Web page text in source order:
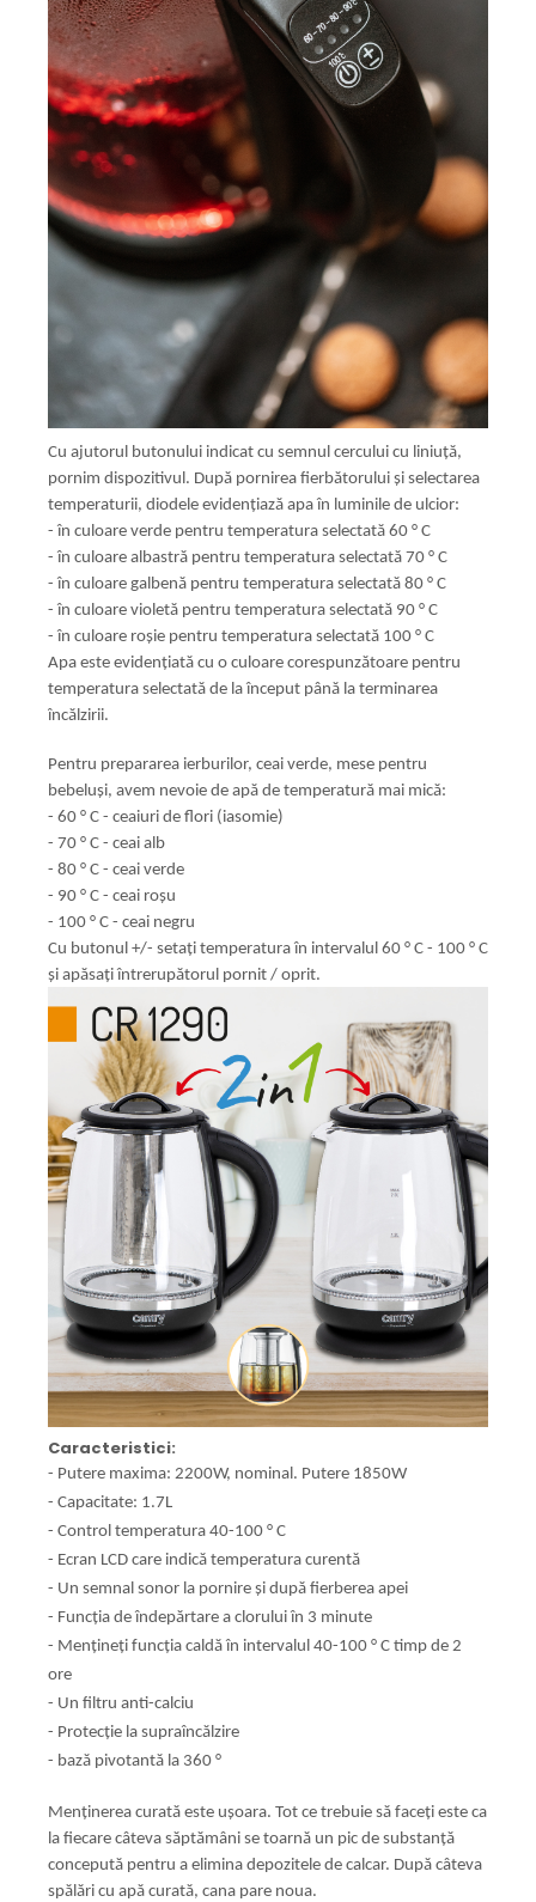
Cu ajutorul butonului indicat cu semnul cercului cu liniuță,
pornim dispozitivul. După pornirea fierbătorului și selectarea
temperaturii, diodele evidențiază apa în luminile de ulcior:
- în culoare verde pentru temperatura selectată 60 ° C
- în culoare albastră pentru temperatura selectată 70 ° C
- în culoare galbenă pentru temperatura selectată 80 ° C
- în culoare violetă pentru temperatura selectată 90 ° C
- în culoare roșie pentru temperatura selectată 100 ° C
Apa este evidențiată cu o culoare corespunzătoare pentru
temperatura selectată de la început până la terminarea
încălzirii.
Pentru prepararea ierburilor, ceai verde, mese pentru
bebeluși, avem nevoie de apă de temperatură mai mică:
- 60 ° C - ceaiuri de flori (iasomie)
- 70 ° C - ceai alb
- 80 ° C - ceai verde
- 90 ° C - ceai roșu
- 100 ° C - ceai negru
Cu butonul +/- setați temperatura în intervalul 60 ° C - 100 ° C
și apăsați întrerupătorul pornit / oprit.
Caracteristici:
- Putere maxima: 2200W, nominal. Putere 1850W
- Capacitate: 1.7L
- Control temperatura 40-100 ° C
- Ecran LCD care indică temperatura curentă
- Un semnal sonor la pornire și după fierberea apei
- Funcția de îndepărtare a clorului în 3 minute
- Mențineți funcția caldă în intervalul 40-100 ° C timp de 2
ore
- Un filtru anti-calciu
- Protecție la supraîncălzire
- bază pivotantă la 360 °
Menținerea curată este ușoara. Tot ce trebuie să faceți este ca
la fiecare câteva săptămâni se toarnă un pic de substanță
concepută pentru a elimina depozitele de calcar. După câteva
spălări cu apă curată, cana pare noua.